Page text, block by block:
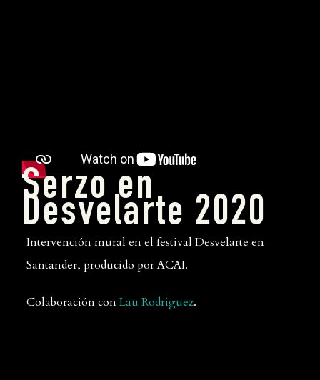
Serzo en
Desvelarte 2020
Intervención mural en el festival Desvelarte en
Santander, producido por ACAI.
Colaboración conLau Rodriguez.